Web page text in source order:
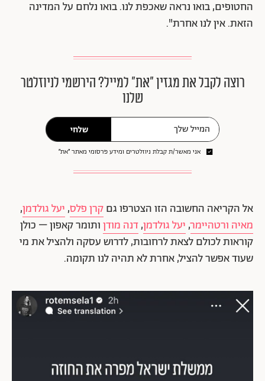
החטופים, בואו נראה שאכפת לנו. בואו נלחם על המדינה
הזאת. אין לנו אחרת".
רוצה לקבל את מגזין ״את״ למייל? הירשמי לניוזלטר
שלנו
שלחי
אני מאשר/ת קבלת ניוזלטרים ומידע פרסומי מאתר ״את״
אל הקריאה החשובה הזו הצטרפו גםקרן פלס,יעל גולדמן,
מאיה ורטהיימר,יעל גולדמן,דנה מודןותומר קאפון – כולן
קוראות לכולם לצאת לרחובות, לדרוש עסקה ולהציל את מי
שעוד אפשר להציל, אחרת לא תהיה לנו תקומה.